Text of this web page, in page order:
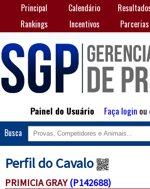
Principal Calendário
Rankings
Incentivos Parcerias
Painel do Usuário Faça login ou
Busca
Perfil do Cavalo
PRIMICIA GRAY (P142688)